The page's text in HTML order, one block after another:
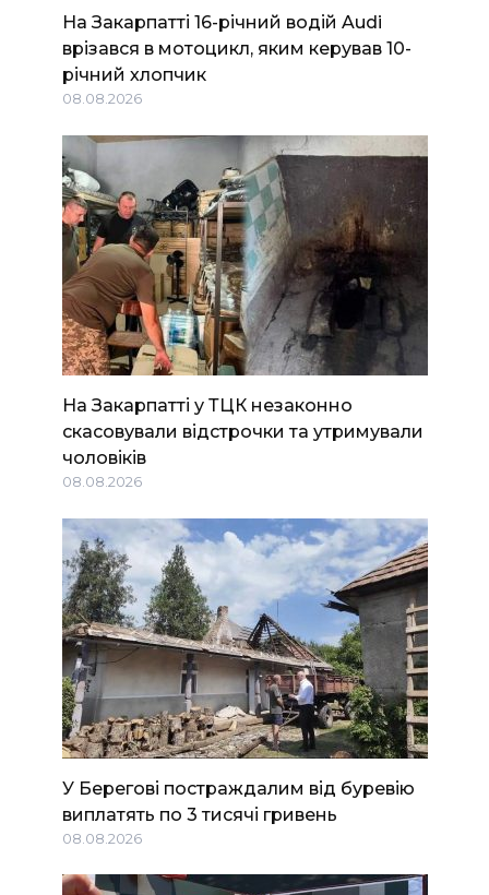
На Закарпатті 16-річний водій Audi
врізався в мотоцикл, яким керував 10-
річний хлопчик
08.08.2026
На Закарпатті у ТЦК незаконно
скасовували відстрочки та утримували
чоловіків
08.08.2026
У Берегові постраждалим від буревію
виплатять по 3 тисячі гривень
08.08.2026